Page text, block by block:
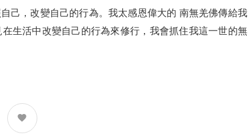
己，改變自己的行為。我太感恩偉大的 南無羌佛傳給我
生活中改變自己的行為來修行，我會抓住我這一世的無